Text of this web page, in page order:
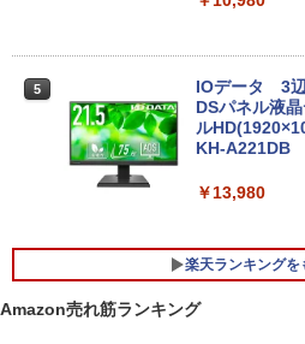
ソコン
￥30,999
【★最大
B/1TB/15.6型
N/Bluetooth/
dows11
5
IOデータ 3
DSパネル液
ル
KH-A221DB
￥13,980
楽天ランキングを
Amazon売れ筋ランキング